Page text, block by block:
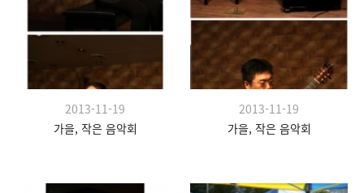
2013-11-19
가을, 작은 음악회
2013-11-19
가을, 작은 음악회